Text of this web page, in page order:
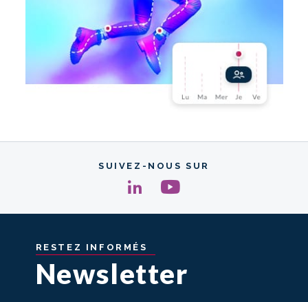
SUIVEZ-NOUS SUR
RESTEZ INFORMÉS
Newsletter